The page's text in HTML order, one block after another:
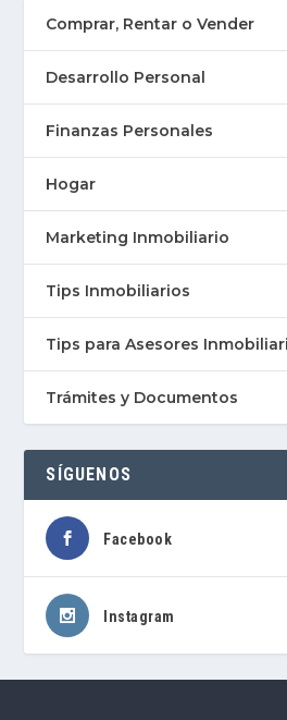
Comprar, Rentar o Vender
Desarrollo Personal
Finanzas Personales
Hogar
Marketing Inmobiliario
Tips Inmobiliarios
Tips para Asesores
Trámites y Documentos
SÍGUENOS
Facebook
Instagram